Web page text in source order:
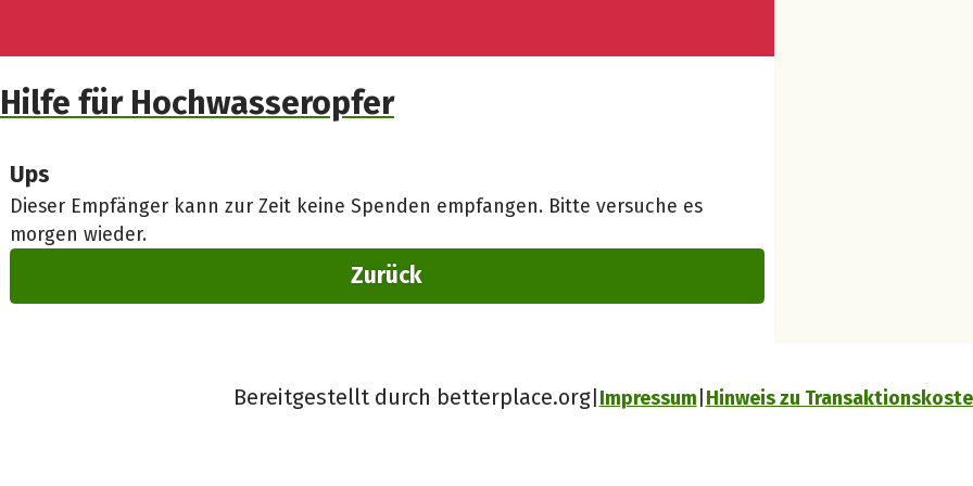
Hilfe für Hochwasseropfer
Ups
Dieser Empfänger kann zur Zeit keine Spenden empfangen. Bitte versuche es
morgen wieder.
Zurück
Bereitgestellt durch betterplace.org Impressum Hinweis zu